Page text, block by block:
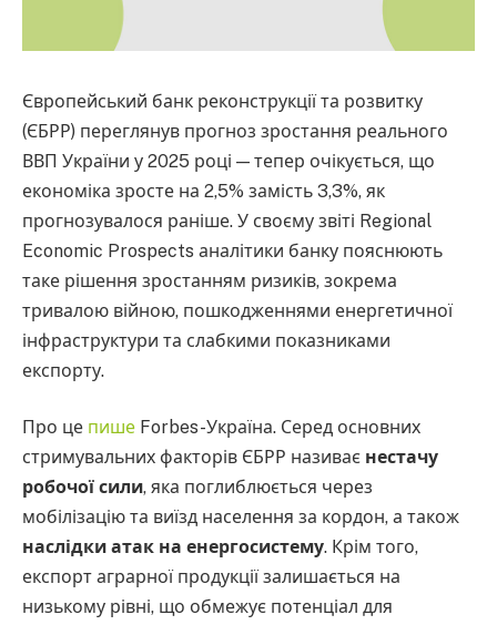
Європейський банк реконструкції та розвитку
(ЄБРР) переглянув прогноз зростання реального
ВВП України у 2025 році — тепер очікується, що
економіка зросте на 2,5% замість 3,3%, як
прогнозувалося раніше. У своєму звіті Regional
Economic Prospects аналітики банку пояснюють
таке рішення зростанням ризиків, зокрема
тривалою війною, пошкодженнями енергетичної
інфраструктури та слабкими показниками
експорту.
Про це пише Forbes-Україна. Серед основних
стримувальних факторів ЄБРР називає нестачу
робочої сили, яка поглиблюється через
мобілізацію та виїзд населення за кордон, а також
наслідки атак на енергосистему. Крім того,
експорт аграрної продукції залишається на
низькому рівні, що обмежує потенціал для